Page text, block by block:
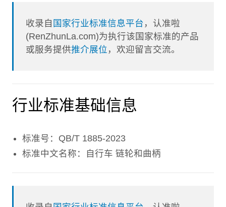
收录自 国家行业标准信息平台 ，认准啦
(RenZhunLa.com)为执行该国家标准的产品
或服务提供推介展位 ，欢迎留言交流。
行业标准基础信息
标准号：QB/T 1885-2023
标准中文名称：自行车 链轮和曲柄